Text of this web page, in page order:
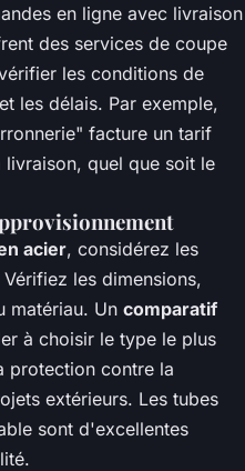
en ligne avec livraison
des services de coupe
les conditions de
les délais. Par exemple,
facture un tarif
quel que soit le
acier, considérez les
les dimensions,
matériau. Un comparatif
à choisir le type le plus
protection contre la
extérieurs. Les tubes
sont d'excellentes